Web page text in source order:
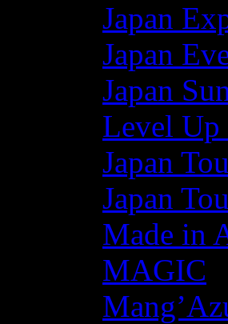
Japan
Japan
Japan
Level Up
Japan
Japan
Made in
MAGIC